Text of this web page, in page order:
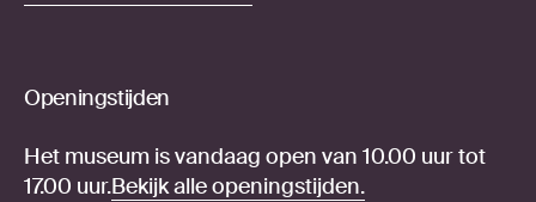
Openingstijden
Het museum is vandaag open van 10.00 uur tot
17.00 uur.Bekijk alle openingstijden.